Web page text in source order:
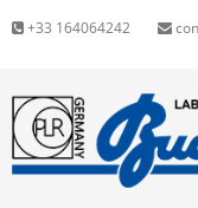
+33 164064242